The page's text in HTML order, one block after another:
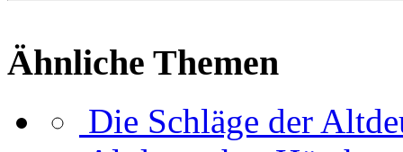
Ähnliche Themen
Die Schläge der